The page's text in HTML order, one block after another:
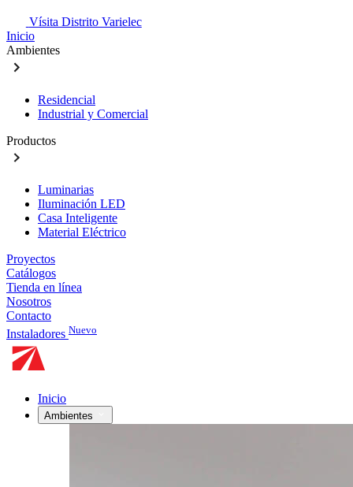
Vísita Distrito Varielec
Inicio
Ambientes
Residencial
Industrial y Comercial
Productos
Luminarias
Iluminación LED
Casa Inteligente
Material Eléctrico
Proyectos
Catálogos
Tienda en línea
Nosotros
Contacto
Instaladores Nuevo
Inicio
Ambientes